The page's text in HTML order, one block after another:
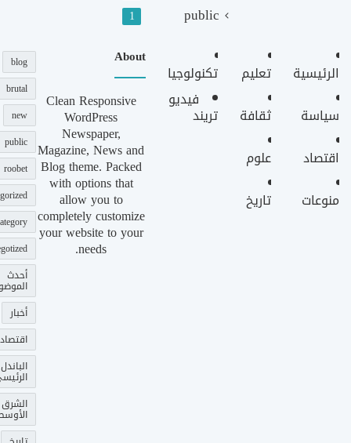
public
1
الرئيسية
سياسة
اقتصاد
منوعات
تعليم
ثقافة
علوم
تاريخ
تكنولوجيا
فيديو
تريند
About
Clean Responsive
WordPress
Newspaper,
Magazine, News and
Blog theme. Packed
with options that
allow you to
completely customize
your website to your
needs.
blog
brutal
new
public
roobet
أحدث
أخبار
اقتصاد
الباندل
الشرق